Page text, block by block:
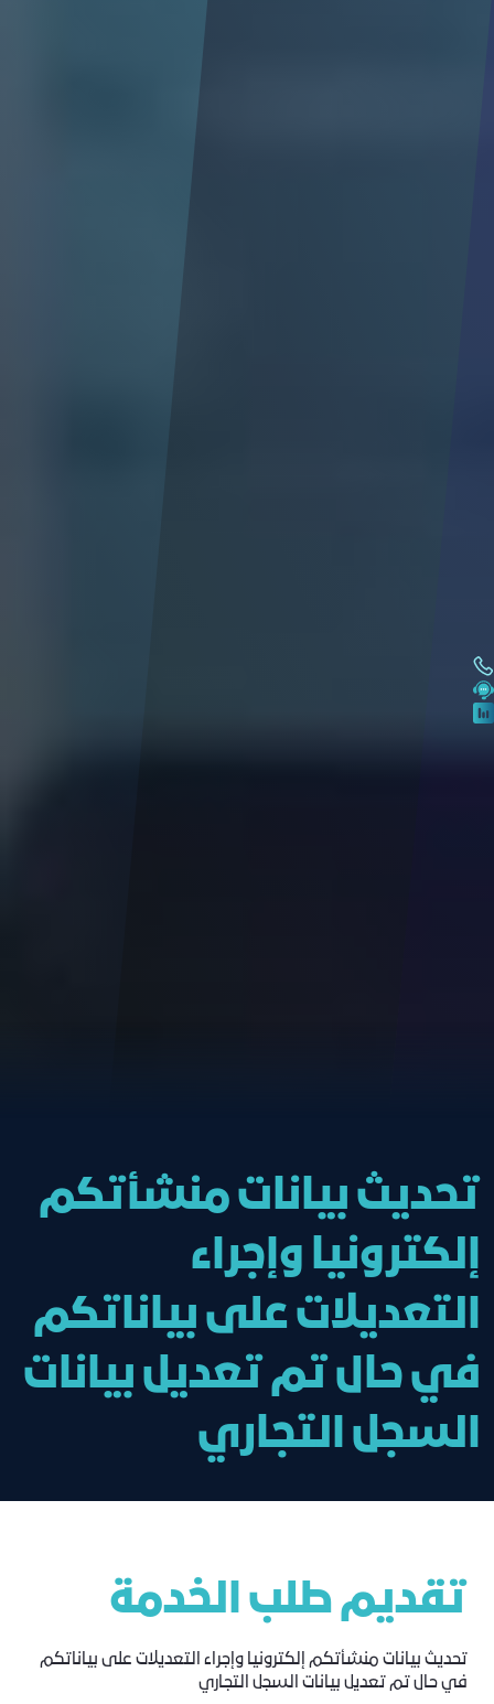
تحديث بيانات منشأتكم
إلكترونيا وإجراء
التعديلات على بياناتكم
في حال تم تعديل بيانات
السجل التجاري
تقديم طلب الخدمة
تحديث بيانات منشأتكم إلكترونيا وإجراء التعديلات على بياناتكم
في حال تم تعديل بيانات السجل التجاري